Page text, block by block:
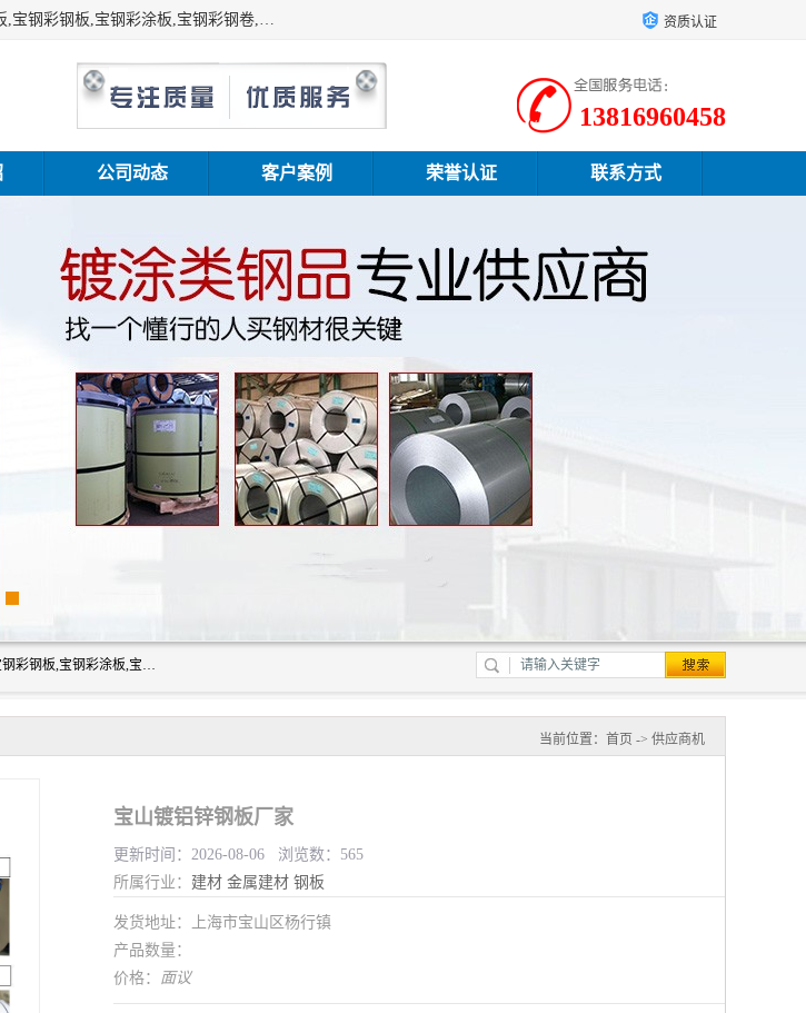
上海志辰实业有限公司主要经销:上海宝钢彩钢卷（宝钢总厂）台湾氟碳彩钢板,烨辉彩钢板,宝钢彩钢板,宝钢彩涂板,宝钢彩钢卷,马钢彩钢板,马钢彩钢卷,镀铝锌钢板,PVDF彩钢板,台湾烨辉彩钢板,高耐候彩钢板,硅改性彩钢板,规格齐全。 资质认证
13816960458
公司动态 客户案例 荣誉认证 联系方式
上海志辰实业有限公司主要经销:上海宝钢彩钢卷（宝钢总厂）台湾氟碳彩钢板,烨辉彩钢板,宝钢彩钢板,宝钢彩涂板,宝钢彩钢卷,马钢彩钢板,马钢彩钢卷,镀铝锌钢板,PVDF彩钢板,台湾烨辉彩钢板,高耐候彩钢板,硅改性彩钢板,规格齐全。
当前位置： 首页 -> 供应商机
宝山镀铝锌钢板厂家
更新时间：2026-08-06 浏览数：565
所属行业： 建材 金属建材 钢板
发货地址：上海市宝山区杨行镇
产品数量：
价格： 面议